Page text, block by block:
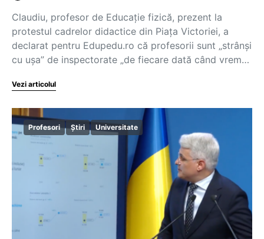
Claudiu, profesor de Educație fizică, prezent la
protestul cadrelor didactice din Piața Victoriei, a
declarat pentru Edupedu.ro că profesorii sunt „strânși
cu ușa” de inspectorate „de fiecare dată când vrem…
Vezi articolul
Profesori Știri Universitate